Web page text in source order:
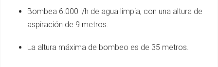
Bombea 6.000 l/h de agua limpia, con una altura de
aspiración de 9 metros.
La altura máxima de bombeo es de 35 metros.